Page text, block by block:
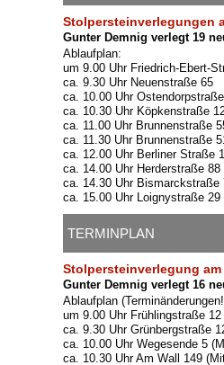
Stolpersteinverlegungen
Gunter Demnig verlegt 19
Ablaufplan:
um 9.00 Uhr Friedrich-Ebert-
ca. 9.30 Uhr Neuenstraße 65
ca. 10.00 Uhr
ca. 10.30 Uhr Köpkenstraße
ca. 11.00 Uhr Brunnenstraße
ca. 11.30 Uhr Brunnenstraße
ca. 12.00 Uhr Berliner Straße
ca. 14.00 Uhr Herderstraße 88
ca. 14.30 Uhr Bismarckstraße
ca. 15.00 Uhr Loignystraße 29
TERMINPLAN
Stolpersteinverlegung am
Gunter Demnig verlegt 16
Ablaufplan
um 9.00 Uhr Frühlingstraße
ca. 9.30 Uhr Grünbergstraße
ca. 10.00 Uhr Wegesende 5
ca. 10.30 Uhr Am Wall 149